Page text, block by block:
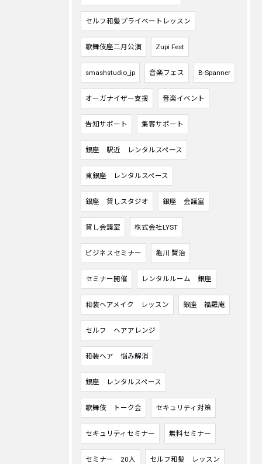
セルフ和髪プライベートレッスン
歌舞伎座二月公演 Zupi Fest
smashstudio_jp 音楽フェス B-Spanner
オーガナイザー支援 音楽イベント
告知サポート 集客サポート
銀座 駅近 レンタルスペース
東銀座 レンタルスペース
銀座 貸しスタジオ 銀座 会議室
貸し会議室 株式会社LYST
ビジネスセミナー 亀川 賢治
セミナー開催 レンタルルーム 銀座
和装ヘアメイク レッスン 銀座 福羅庵
セルフ ヘアアレンジ
和装ヘア 悩み解消
銀座 レンタルスペース
歌舞伎 トーク会 セキュリティ対策
セキュリティセミナー 無料セミナー
セミナー 20人 セルフ和髪 レッスン